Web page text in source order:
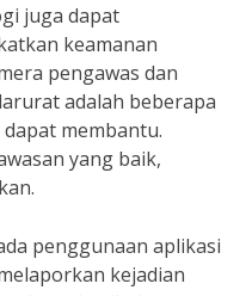
juga dapat
keamanan
pengawas dan
adalah beberapa
membantu.
yang baik,
penggunaan aplikasi
kejadian